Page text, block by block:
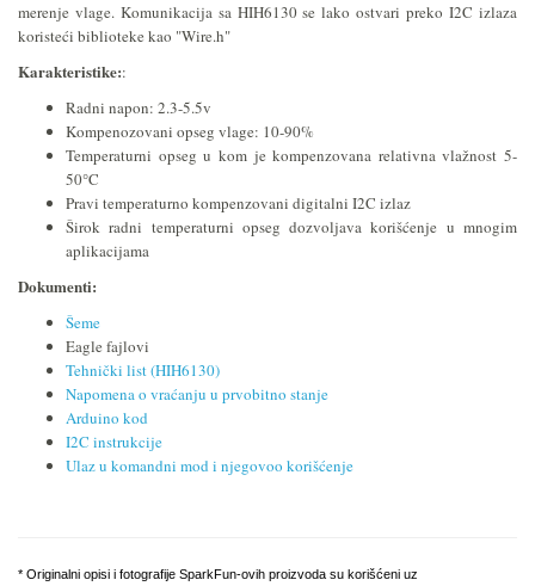
merenje vlage. Komunikacija sa HIH6130 se lako ostvari preko I2C izlaza
koristeći biblioteke kao "Wire.h"
Karakteristike::
Radni napon: 2.3-5.5v
Kompenozovani opseg vlage: 10-90%
Temperaturni opseg u kom je kompenzovana relativna vlažnost 5-
50°C
Pravi temperaturno kompenzovani digitalni I2C izlaz
Širok radni temperaturni opseg dozvoljava korišćenje u mnogim
aplikacijama
Dokumenti:
Šeme
Eagle fajlovi
Tehnički list (HIH6130)
Napomena o vraćanju u prvobitno stanje
Arduino kod
I2C instrukcije
Ulaz u komandni mod i njegovoo korišćenje
* Originalni opisi i fotografije SparkFun-ovih proizvoda su korišćeni uz